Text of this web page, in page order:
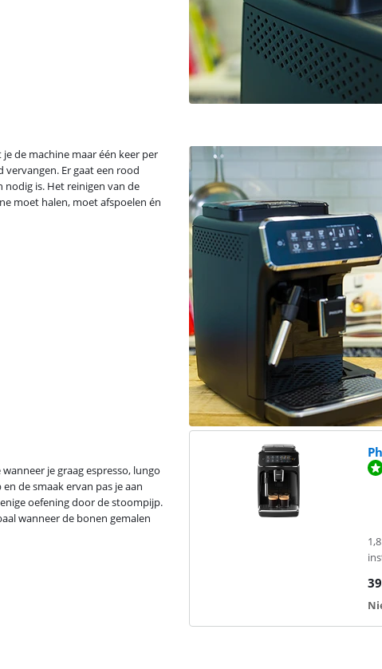
de machine maar één keer per
Er gaat een rood
is. Het reinigen van de
moet halen, moet afspoelen én
je graag espresso, lungo
de smaak ervan pas je aan
oefening door de stoompijp.
wanneer de bonen gemalen